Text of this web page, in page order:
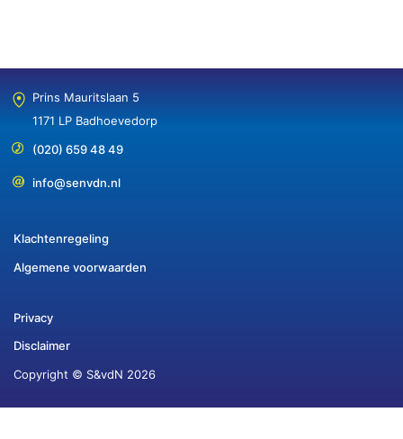
Prins Mauritslaan 5
1171 LP Badhoevedorp
(020) 659 48 49
info@senvdn.nl
Klachtenregeling
Algemene voorwaarden
Privacy
Disclaimer
Copyright © S&vdN 2026